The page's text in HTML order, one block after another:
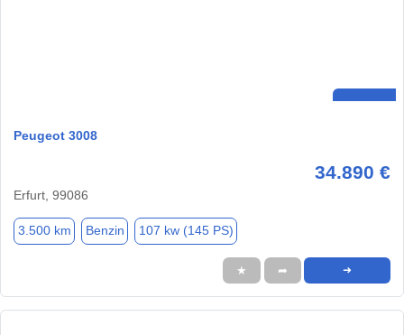
Peugeot 3008
34.890 €
Erfurt, 99086
3.500 km Benzin 107 kw (145 PS)
★ ➦ ➜